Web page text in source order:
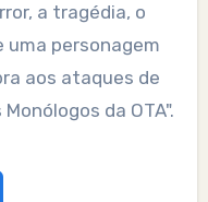
personagem
aos ataques de
da OTA".